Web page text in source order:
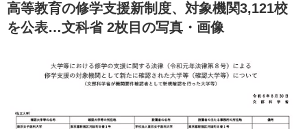
高等教育の修学支援新制度、対象機関3,121校
を公表…文科省 2枚目の写真・画像